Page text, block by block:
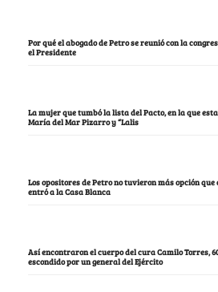
Por qué el abogado de Petro se reunió con la
el Presidente
La mujer que tumbó la lista del Pacto, en la que
María del Mar Pizarro y “Lalis
Los opositores de Petro no tuvieron más opción
entró a la Casa Blanca
Así encontraron el cuerpo del cura Camilo Torres,
escondido por un general del Ejército